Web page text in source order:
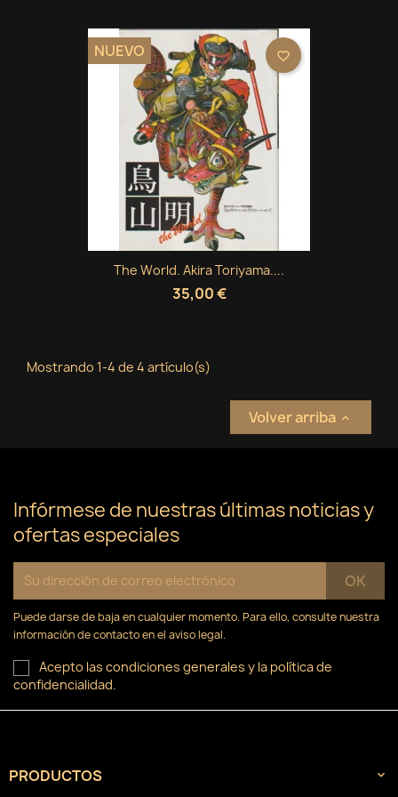
The World. Akira Toriyama....
35,00 €
NUEVO favorite_border
Mostrando 1-4 de 4 artículo(s)
Volver arriba 
Infórmese de nuestras últimas noticias y
ofertas especiales
Puede darse de baja en cualquier momento. Para ello, consulte nuestra
información de contacto en el aviso legal.
Acepto las condiciones generales y la política de
confidencialidad.
PRODUCTOS 